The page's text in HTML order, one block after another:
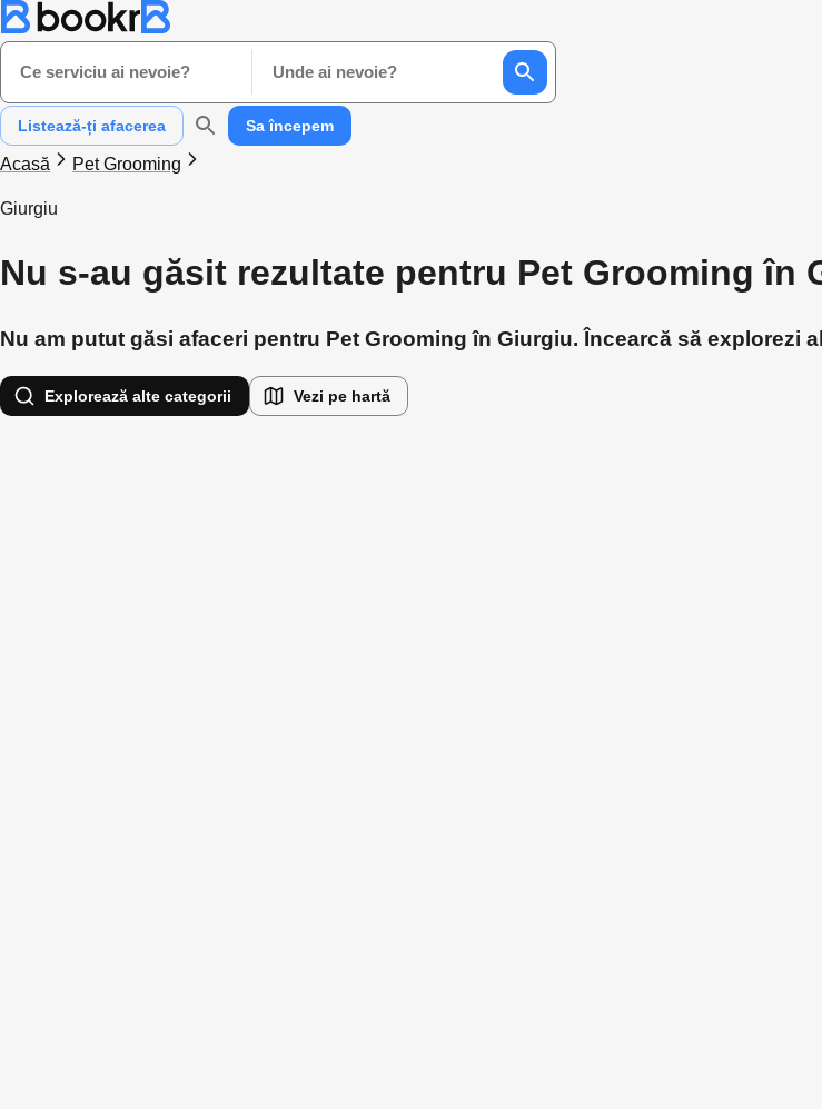
Ce serviciu ai nevoie? Unde ai nevoie?
Listează-ți afacerea Sa începem
Acasă Pet Grooming
Giurgiu
Nu s-au găsit rezultate pentru Pet Grooming în
Nu am putut găsi afaceri pentru Pet Grooming în Giurgiu. Încearcă să explorezi
Explorează alte categorii Vezi pe hartă